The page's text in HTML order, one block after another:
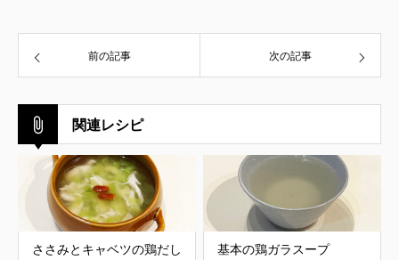
前の記事 次の記事
関連レシピ
ささみとキャベツの鶏だし 基本の鶏ガラスープ